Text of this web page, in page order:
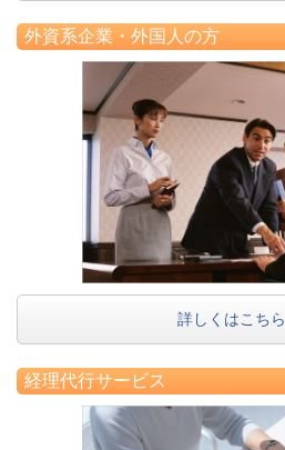
外資系企業・外国人の方
詳しくはこちら
経理代行サービス